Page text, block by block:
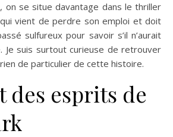
on se situe davantage dans le thriller
vient de perdre son emploi et doit
sulfureux pour savoir s’il n’aurait
Je suis surtout curieuse de retrouver
de particulier de cette histoire.
des esprits de